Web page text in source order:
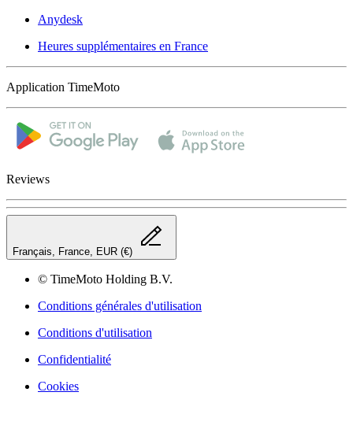
Anydesk
Heures supplémentaires en France
Application TimeMoto
Reviews
Français, France, EUR (€)
© TimeMoto Holding B.V.
Conditions générales d'utilisation
Conditions d'utilisation
Confidentialité
Cookies